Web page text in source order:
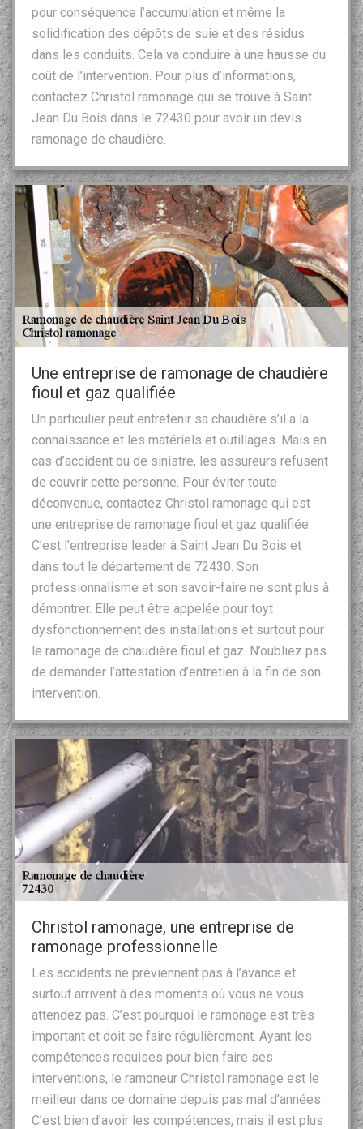
pour conséquence l’accumulation et même la
solidification des dépôts de suie et des résidus
dans les conduits. Cela va conduire à une hausse du
coût de l’intervention. Pour plus d’informations,
contactez Christol ramonage qui se trouve à Saint
Jean Du Bois dans le 72430 pour avoir un devis
ramonage de chaudière.
Une entreprise de ramonage de chaudière
fioul et gaz qualifiée
Un particulier peut entretenir sa chaudière s’il a la
connaissance et les matériels et outillages. Mais en
cas d’accident ou de sinistre, les assureurs refusent
de couvrir cette personne. Pour éviter toute
déconvenue, contactez Christol ramonage qui est
une entreprise de ramonage fioul et gaz qualifiée.
C’est l’entreprise leader à Saint Jean Du Bois et
dans tout le département de 72430. Son
professionnalisme et son savoir-faire ne sont plus à
démontrer. Elle peut être appelée pour toyt
dysfonctionnement des installations et surtout pour
le ramonage de chaudière fioul et gaz. N’oubliez pas
de demander l’attestation d’entretien à la fin de son
intervention.
Christol ramonage, une entreprise de
ramonage professionnelle
Les accidents ne préviennent pas à l’avance et
surtout arrivent à des moments où vous ne vous
attendez pas. C’est pourquoi le ramonage est très
important et doit se faire régulièrement. Ayant les
compétences requises pour bien faire ses
interventions, le ramoneur Christol ramonage est le
meilleur dans ce domaine depuis pas mal d’années.
C’est bien d’avoir les compétences, mais il est plus